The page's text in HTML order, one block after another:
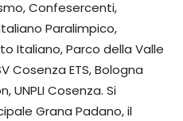
Confesercenti,
Paralimpico,
Italiano, Parco della Valle
Cosenza ETS, Bologna
UNPLI Cosenza. Si
Grana Padano, il